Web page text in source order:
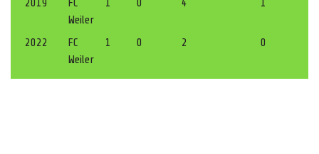
2019
FC
Weiler
1 0 4 1
2022
FC
Weiler
1 0 2 0